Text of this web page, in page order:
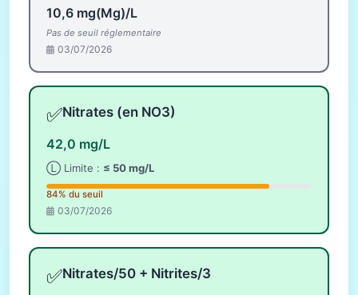
10,6 mg(Mg)/L
Pas de seuil réglementaire
03/07/2026
✅Nitrates (en NO3)
42,0 mg/L
Ⓛ Limite : ≤ 50 mg/L
84% du seuil
03/07/2026
✅Nitrates/50 + Nitrites/3